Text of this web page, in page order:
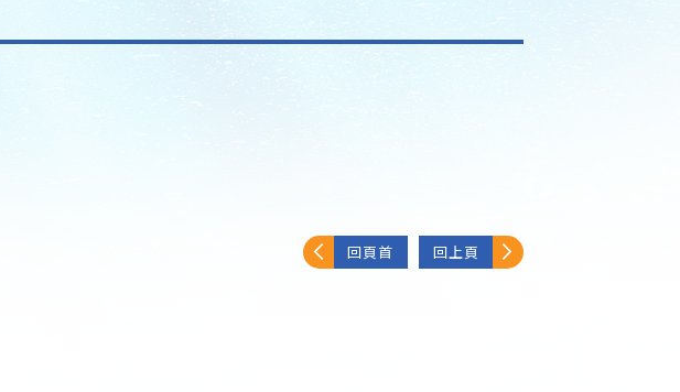
回頁首 回上頁